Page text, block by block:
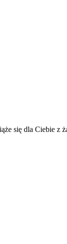
się dla Ciebie z